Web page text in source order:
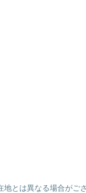
とは異なる場合がござ